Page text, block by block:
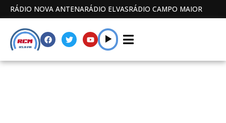
RÁDIO NOVA ANTENARÁDIO ELVASRÁDIO CAMPO MAIOR